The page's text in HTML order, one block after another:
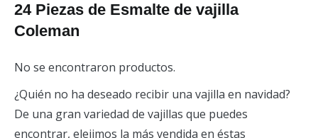
24 Piezas de Esmalte de vajilla
Coleman
No se encontraron productos.
¿Quién no ha deseado recibir una vajilla en navidad?
De una gran variedad de vajillas que puedes
encontrar, elejimos la más vendida en éstas